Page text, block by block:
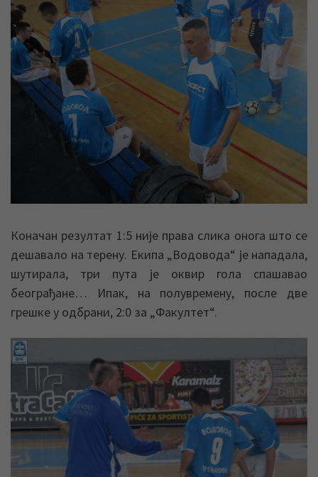
Коначан резултат 1:5 није права слика онога што се
дешавало на терену. Екипа „Водовода“ је нападала,
шутирала, три пута је оквир гола спашавао
београђане… Ипак, на полувремену, после две
грешке у одбрани, 2:0 за „Факултет“.